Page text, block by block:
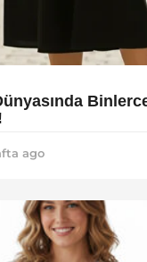
ago
a
g
o